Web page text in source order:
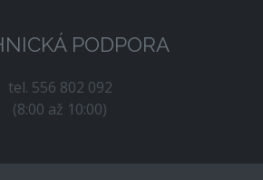
PODPORA
tel. 556 802 092
(8:00 až 10:00)